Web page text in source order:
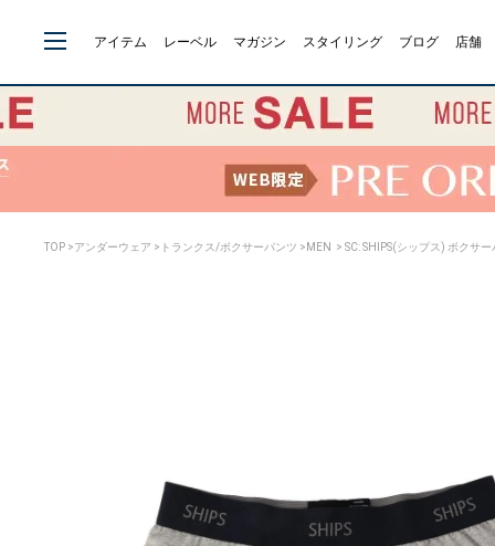
アイテム レーベル マガジン スタイリング ブログ 店舗
TOP >アンダーウェア > トランクス/ボクサーパンツ > MEN > SC: SHIPS(シップス) ボクサ